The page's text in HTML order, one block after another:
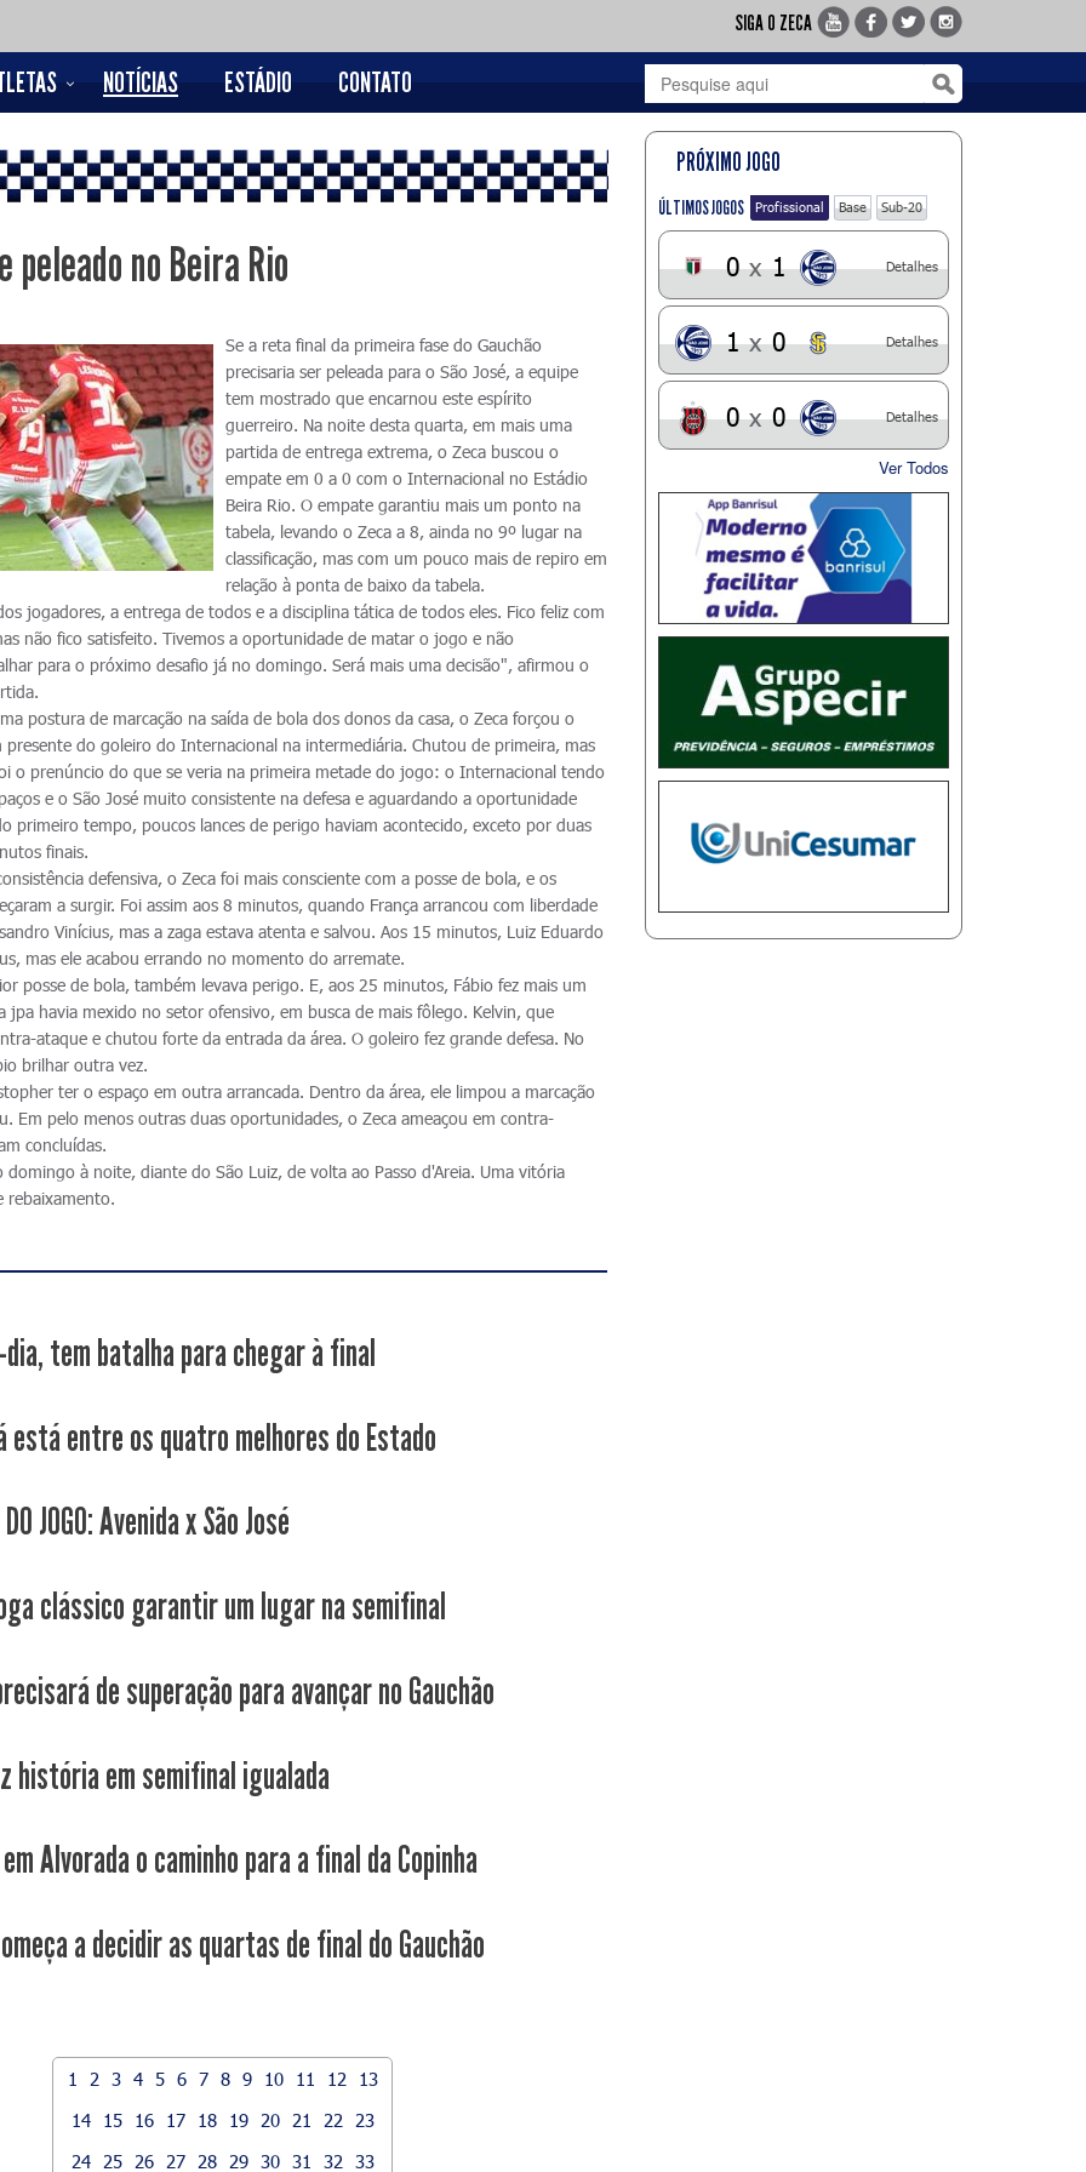
SIGA O ZECA
NOTÍCIAS ESTÁDIO CONTATO
peleado no Beira Rio
Se a reta final da primeira fase do Gauchão
precisaria ser peleada para o São José, a equipe
tem mostrado que encarnou este espírito
guerreiro. Na noite desta quarta, em mais uma
partida de entrega extrema, o Zeca buscou o
empate em 0 a 0 com o Internacional no Estádio
Beira Rio. O empate garantiu mais um ponto na
tabela, levando o Zeca a 8, ainda no 9º lugar na
classificação, mas com um pouco mais de repiro em
relação à ponta de baixo da tabela.
jogadores, a entrega de todos e a disciplina tática de todos eles. Fico feliz com
não fico satisfeito. Tivemos a oportunidade de matar o jogo e não
para o próximo desafio já no domingo. Será mais uma decisão", afirmou o
postura de marcação na saída de bola dos donos da casa, o Zeca forçou o
presente do goleiro do Internacional na intermediária. Chutou de primeira, mas
o prenúncio do que se veria na primeira metade do jogo: o Internacional tendo
e o São José muito consistente na defesa e aguardando a oportunidade
primeiro tempo, poucos lances de perigo haviam acontecido, exceto por duas
finais.
defensiva, o Zeca foi mais consciente com a posse de bola, e os
a surgir. Foi assim aos 8 minutos, quando França arrancou com liberdade
Vinícius, mas a zaga estava atenta e salvou. Aos 15 minutos, Luiz Eduardo
mas ele acabou errando no momento do arremate.
posse de bola, também levava perigo. E, aos 25 minutos, Fábio fez mais um
jpa havia mexido no setor ofensivo, em busca de mais fôlego. Kelvin, que
ataque e chutou forte da entrada da área. O goleiro fez grande defesa. No
brilhar outra vez.
ter o espaço em outra arrancada. Dentro da área, ele limpou a marcação
Em pelo menos outras duas oportunidades, o Zeca ameaçou em contra-
concluídas.
domingo à noite, diante do São Luiz, de volta ao Passo d'Areia. Uma vitória
rebaixamento.
dia, tem batalha para chegar à final
está entre os quatro melhores do Estado
DO JOGO: Avenida x São José
clássico garantir um lugar na semifinal
de superação para avançar no Gauchão
história em semifinal igualada
Alvorada o caminho para a final da Copinha
a decidir as quartas de final do Gauchão
1 2 3 4 5 6 7 8 9 10 11 12
13
14
15 16 17 18 19 20 21 22
23
24
25 26 27 28 29 30 31 32 33
PRÓXIMO JOGO
ÚLTIMOS JOGOS Profissional Base Sub-20
0 x 1 Detalhes
1 x 0 Detalhes
0 x 0 Detalhes
Ver Todos